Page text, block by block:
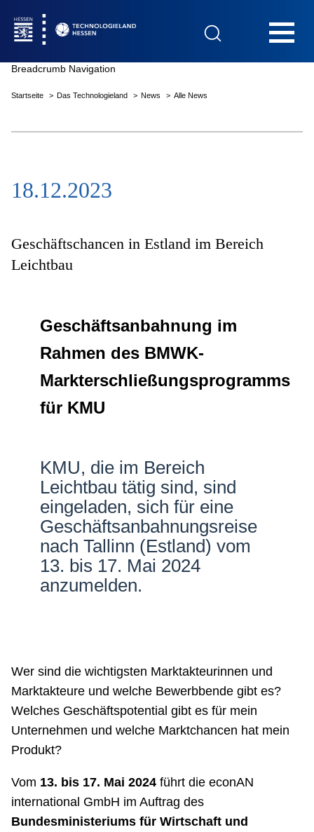
Das Technologieland
Innovationsfelder
Netzwerke
Breadcrumb Navigation
Startseite Das Technologieland News Alle News
18.12.2023
Geschäftschancen in Estland im Bereich
Leichtbau
Geschäftsanbahnung im
Rahmen des BMWK-
Markterschließungsprogramms
für KMU
KMU, die im Bereich
Leichtbau tätig sind, sind
eingeladen, sich für eine
Geschäftsanbahnungsreise
nach Tallinn (Estland) vom
13. bis 17. Mai 2024
anzumelden.
Wer sind die wichtigsten Marktakteurinnen und
Marktakteure und welche Bewerbbende gibt es?
Welches Geschäftspotential gibt es für mein
Unternehmen und welche Marktchancen hat mein
Produkt?
Vom 13. bis 17. Mai 2024führt die econAN
international GmbH im Auftrag des
Bundesministeriums für Wirtschaft und